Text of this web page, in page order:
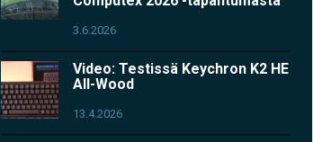
3.6.2026
Video: Testissä Keychron K2 HE
All-Wood
13.4.2026